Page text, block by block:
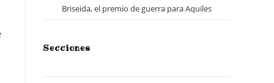
Briseida, el premio de guerra para Aquiles
Secciones